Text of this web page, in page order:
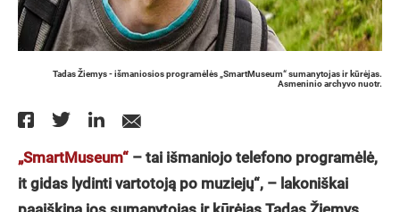
Tadas Žiemys - išmaniosios programėlės „SmartMuseum“ sumanytojas ir kūrėjas.
Asmeninio archyvo nuotr.
„SmartMuseum“ – tai išmaniojo telefono programėlė,
it gidas lydinti vartotoją po muziejų“, – lakoniškai